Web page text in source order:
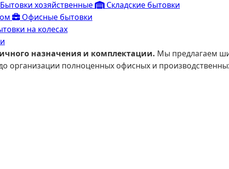
Бытовки хозяйственные
Складские бытовки
Офисные бытовки
на колесах
назначения и комплектации. Мы предлагаем
организации полноценных офисных и